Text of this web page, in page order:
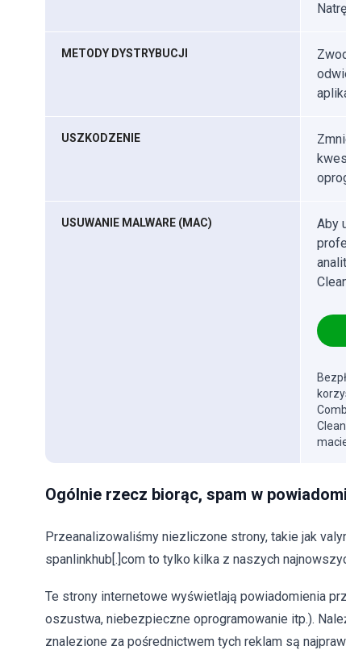
METODY DYSTRYBUCJI
USZKODZENIE
USUWANIE MALWARE (MAC)
Aby
Ogólnie rzecz biorąc, spam w
Przeanalizowaliśmy niezliczone strony, takie jak
spanlinkhub[.]com to tylko kilka z naszych
Te strony internetowe wyświetlają powiadomienia
oszustwa, niebezpieczne oprogramowanie itp.).
znalezione za pośrednictwem tych reklam są